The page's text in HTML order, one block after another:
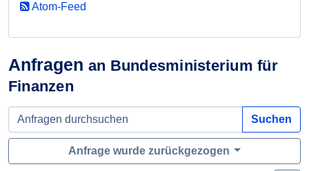
Anfragen an Bundesministerium für
Finanzen
Suchen
Anfrage wurde zurückgezogen
Atom-Feed